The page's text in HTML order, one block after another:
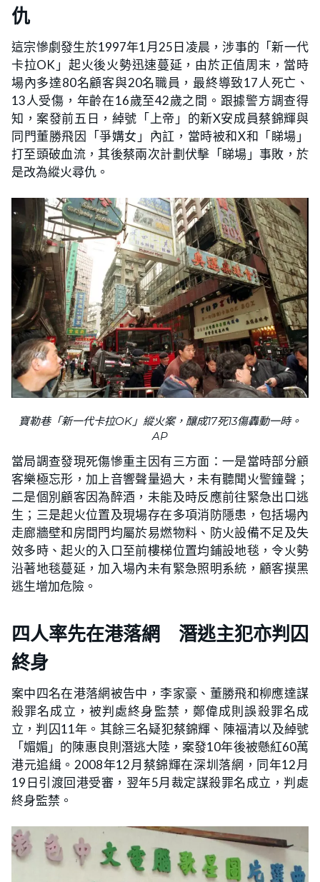
仇
這宗慘劇發生於1997年1月25日凌晨，涉事的「新一代
卡拉OK」起火後火勢迅速蔓延，由於正值周末，當時
場內多達80名顧客與20名職員，最終導致17人死亡、
13人受傷，年齡在16歲至42歲之間。跟據警方調查得
知，案發前五日，綽號「上帝」的新X安成員蔡錦輝與
同門董勝飛因「爭媾女」內訌，當時被和X和「睇場」
打至頭破血流，其後蔡兩次計劃伏擊「睇場」事敗，於
是改為縱火尋仇。
寶勒巷「新一代卡拉OK」縱火案，釀成17死13傷轟動一時。
AP
當局調查發現死傷慘重主因有三方面：一是當時部分顧
客樂極忘形，加上音響聲量過大，未有聽聞火警鐘聲；
二是個別顧客因為醉酒，未能及時反應前往緊急出口逃
生；三是起火位置及現場存在多項消防隱患，包括場內
走廊牆壁和房間門均屬於易燃物料、防火設備不足及失
效多時、起火的入口至前樓梯位置均鋪設地毯，令火勢
沿著地毯蔓延，加入場內未有緊急照明系統，顧客摸黑
逃生增加危險。
四人率先在港落網 潛逃主犯亦判囚
終身
案中四名在港落網被告中，李家豪、董勝飛和柳應達謀
殺罪名成立，被判處終身監禁，鄭偉成則誤殺罪名成
立，判囚11年。其餘三名疑犯蔡錦輝、陳福清以及綽號
「媚媚」的陳惠良則潛逃大陸，案發10年後被懸紅60萬
港元追緝。2008年12月蔡錦輝在深圳落網，同年12月
19日引渡回港受審，翌年5月裁定謀殺罪名成立，判處
終身監禁。